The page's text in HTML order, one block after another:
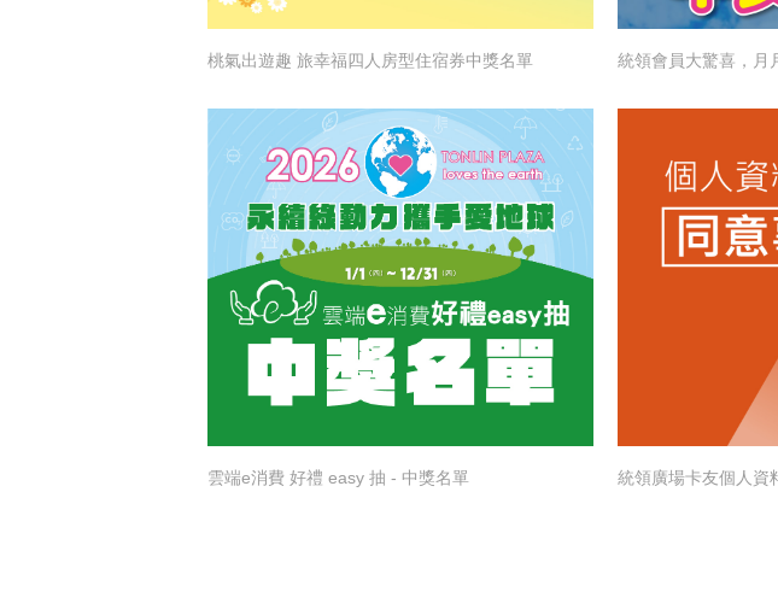
桃氣出遊趣 旅幸福四人房型住宿券中獎名單 統領會員大驚喜，月
雲端e消費 好禮 easy 抽 - 中獎名單 統領廣場卡友個人資